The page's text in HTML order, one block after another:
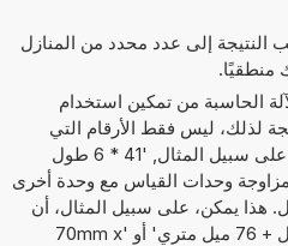
النتيجة إلى عدد محدد من المنازل
منطقيًا.
الحاسبة من تمكين استخدام
لذلك، ليس فقط الأرقام التي
يمكن حساب مع بعضها، على سبيل المثال, '41 * 6 طول
وحدات القياس مع وحدة أخرى
هذا يمكن، على سبيل المثال، أن
يبدو مثل: '12 طول الكابل + 76 ميل متري' أو '70mm x